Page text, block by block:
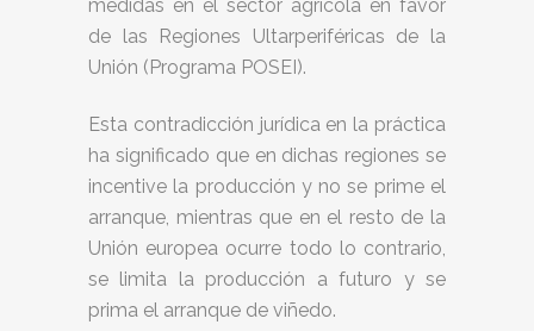
medidas en el sector agrícola en favor
de las Regiones Ultarperiféricas de la
Unión (Programa POSEI).
Esta contradicción jurídica en la práctica
ha significado que en dichas regiones se
incentive la producción y no se prime el
arranque, mientras que en el resto de la
Unión europea ocurre todo lo contrario,
se limita la producción a futuro y se
prima el arranque de viñedo.